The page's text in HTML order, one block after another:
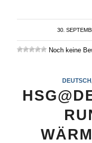
30. /
Noch keine
DEUTSCH